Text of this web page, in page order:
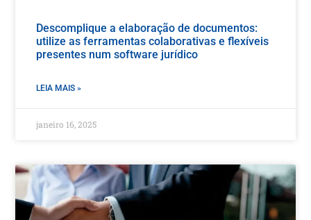
Descomplique a elaboração de documentos:
utilize as ferramentas colaborativas e flexíveis
presentes num software jurídico
LEIA MAIS »
janeiro 16, 2025